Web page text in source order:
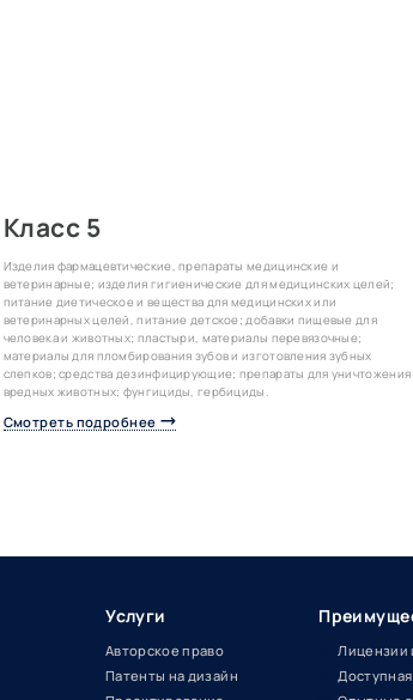
Класс 5
Изделия фармацевтические, препараты медицинские и
ветеринарные; изделия гигиенические для медицинских целей;
питание диетическое и вещества для медицинских или
ветеринарных целей, питание детское; добавки пищевые для
человека и животных; пластыри, материалы перевязочные;
материалы для пломбирования зубов и изготовления зубных
слепков; средства дезинфицирующие; препараты для уничтожения
вредных животных; фунгициды, гербициды.
Смотреть подробнее
Услуги
Авторское право
Патенты на дизайн
Лицензии